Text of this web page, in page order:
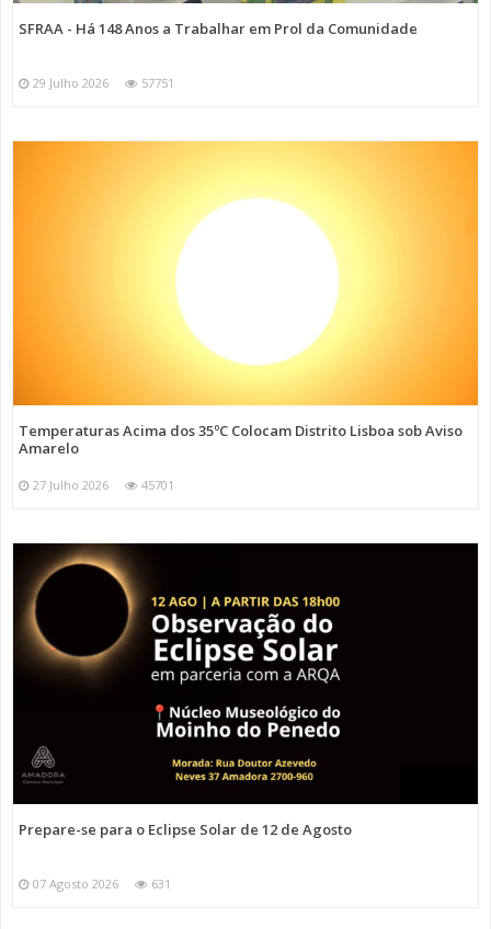
SFRAA - Há 148 Anos a Trabalhar em Prol da Comunidade
29 Julho 2026 57751
Temperaturas Acima dos 35ºC Colocam Distrito Lisboa sob Aviso
Amarelo
27 Julho 2026 45701
Prepare-se para o Eclipse Solar de 12 de Agosto
07 Agosto 2026 631